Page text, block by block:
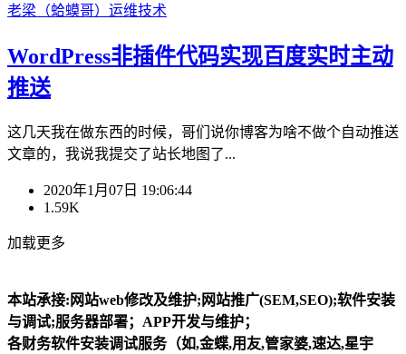
老梁（蛤蟆哥） 运维技术
WordPress非插件代码实现百度实时主动
推送
这几天我在做东西的时候，哥们说你博客为啥不做个自动推送
文章的，我说我提交了站长地图了...
2020年1月07日 19:06:44
1.59K
加载更多
本站承接:网站web修改及维护;网站推广(SEM,SEO);软件安装
与调试;服务器部署；APP开发与维护；
各财务软件安装调试服务（如,金蝶,用友,管家婆,速达,星宇